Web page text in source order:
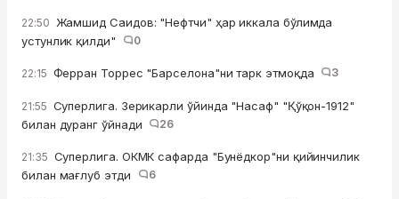
22:50 Жамшид Саидов: "Нефтчи" ҳар иккала бўлимда
устунлик қилди"
0
22:15 Ферран Торрес "Барселона"ни тарк этмоқда 3
21:55 Суперлига. Зерикарли ўйинда "Насаф" "Қўқон-1912"
билан дуранг ўйнади
26
21:35 Суперлига. ОКМК сафарда "Бунёдкор"ни қийинчилик
билан мағлуб этди
6